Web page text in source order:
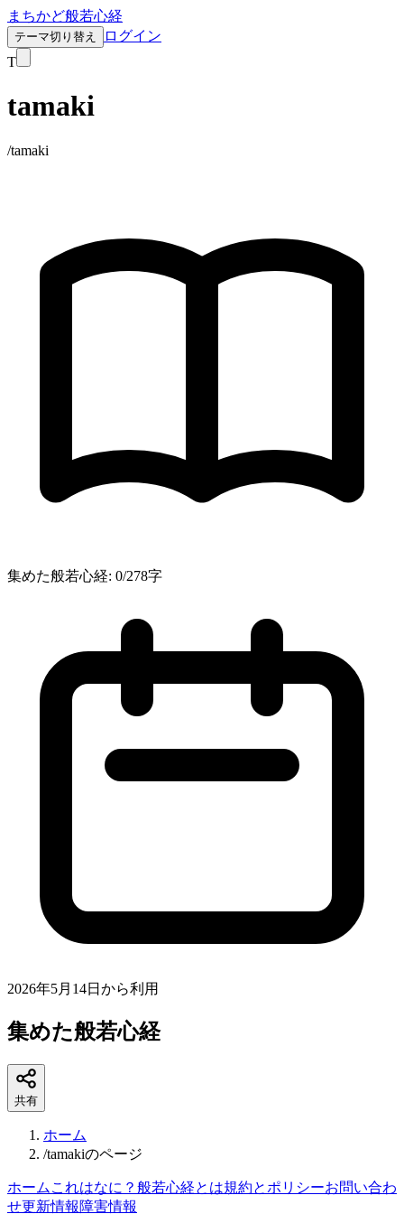
まちかど般若心経
テーマ切り替え
ログイン
T
tamaki
/tamaki
集めた般若心経: 0/278字
2026年5月14日 から利用
集めた般若心経
共有
ホーム
/tamakiのページ
ホーム これはなに？ 般若心経とは規約とポリシーお問い合わ
せ更新情報障害情報